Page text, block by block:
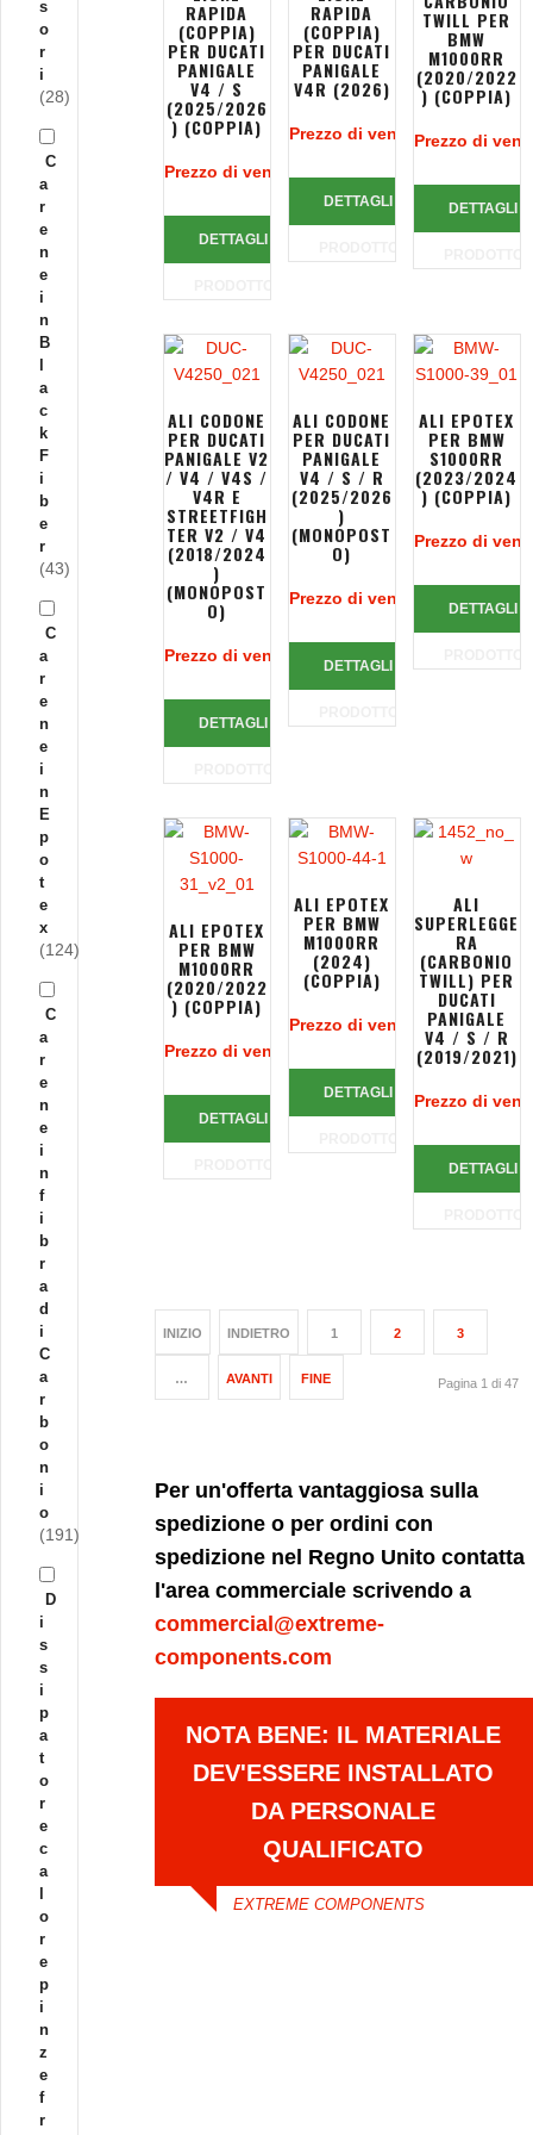
RAPIDA
(COPPIA)
PER DUCATI
PANIGALE
V4 / S
(2025/2026
) (COPPIA)
Prezzo di vendita:
DETTAGLI
RAPIDA
(COPPIA)
PER DUCATI
PANIGALE
V4R (2026)
Prezzo di vendita: 216,00 €
DETTAGLI
TWILL PER
BMW
M1000RR
(2020/2022
) (COPPIA)
Prezzo di
DETTAGLI
ALI CODONE
PER DUCATI
PANIGALE V2
/ V4 / V4S /
V4R E
STREETFIGH
TER V2 / V4
(2018/2024
)
(MONOPOST
O)
Prezzo di vendita:
DETTAGLI
ALI CODONE
PER DUCATI
PANIGALE
V4 / S / R
(2025/2026
)
(MONOPOST
O)
Prezzo di vendita:
DETTAGLI
ALI EPOTEX
PER BMW
S1000RR
(2023/2024
) (COPPIA)
Prezzo di
DETTAGLI
ALI EPOTEX
PER BMW
M1000RR
(2020/2022
) (COPPIA)
Prezzo di vendita:
DETTAGLI
ALI EPOTEX
PER BMW
M1000RR
(2024)
(COPPIA)
Prezzo di vendita:405,00 €
DETTAGLI
ALI
SUPERLEGGE
RA
(CARBONIO
TWILL) PER
DUCATI
PANIGALE
V4 / S / R
(2019/2021)
Prezzo di
DETTAGLI
INIZIO INDIETRO 1 2 3
… AVANTI FINE Pagina 1 di 47
Per un'offerta vantaggiosa sulla
spedizione o per ordini con
spedizione nel Regno Unito contatta
l'area commerciale scrivendo a
commercial@extreme-
components.com
NOTA BENE: IL MATERIALE
DEV'ESSERE INSTALLATO
DA PERSONALE
QUALIFICATO
EXTREME COMPONENTS
s
o
r
i
(28)
C
a
r
e
n
e
i
n
B
a
c
k
F
i
b
e
r
(43)
C
a
r
e
n
e
i
n
E
p
o
t
e
x
(124)
C
a
r
e
n
e
i
n
f
i
b
r
a
d
i
C
a
r
b
o
n
i
o
(191)
D
i
s
s
i
p
a
t
o
r
e
c
a
o
r
e
p
i
n
z
e
f
r